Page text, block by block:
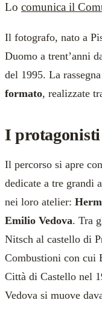
Lo comunica il
Il fotografo, nato a
Duomo a trent’anni
del 1995. La
formato, realizzate
I protagonisti
Il percorso si apre
dedicate a tre grandi
nei loro atelier:
Emilio Vedova. Tra
Nitsch al castello di
Combustioni con cui
Città di Castello nel
Vedova si muove